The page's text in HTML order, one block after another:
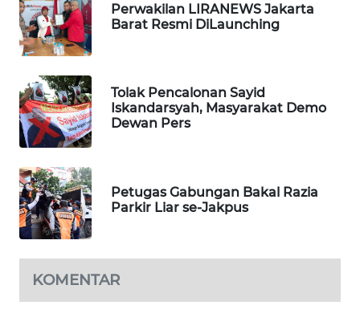
Perwakilan LIRANEWS Jakarta
Barat Resmi DiLaunching
Tolak Pencalonan Sayid
Iskandarsyah, Masyarakat Demo
Dewan Pers
Petugas Gabungan Bakal Razia
Parkir Liar se-Jakpus
KOMENTAR
WN
TAPANULI
TENGAH
WN DELI
SERDANG
WN
TINGGI
WN
PAKPAK
WN